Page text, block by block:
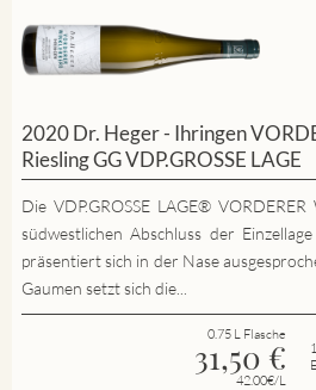
2020 Dr. Heger - Ihringen
Riesling GG VDP.GROSSE LAGE
Die VDP.GROSSE LAGE®
südwestlichen Abschluss der
präsentiert sich in der Nase
Gaumen setzt sich die...
0.75 L Flasche
31,50 €
42.00€/L